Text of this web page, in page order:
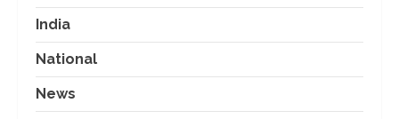
India
National
News